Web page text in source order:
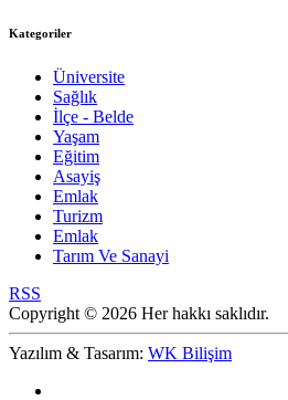
Kategoriler
Üniversite
Sağlık
İlçe - Belde
Yaşam
Eğitim
Asayiş
Emlak
Turizm
Emlak
Tarım Ve Sanayi
RSS
Copyright © 2026 Her hakkı saklıdır.
Yazılım & Tasarım: WK Bilişim